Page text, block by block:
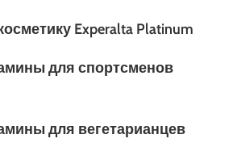
Experalta Platinum
для спортсменов
для вегетарианцев